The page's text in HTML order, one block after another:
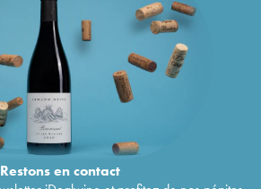
Restons encontact